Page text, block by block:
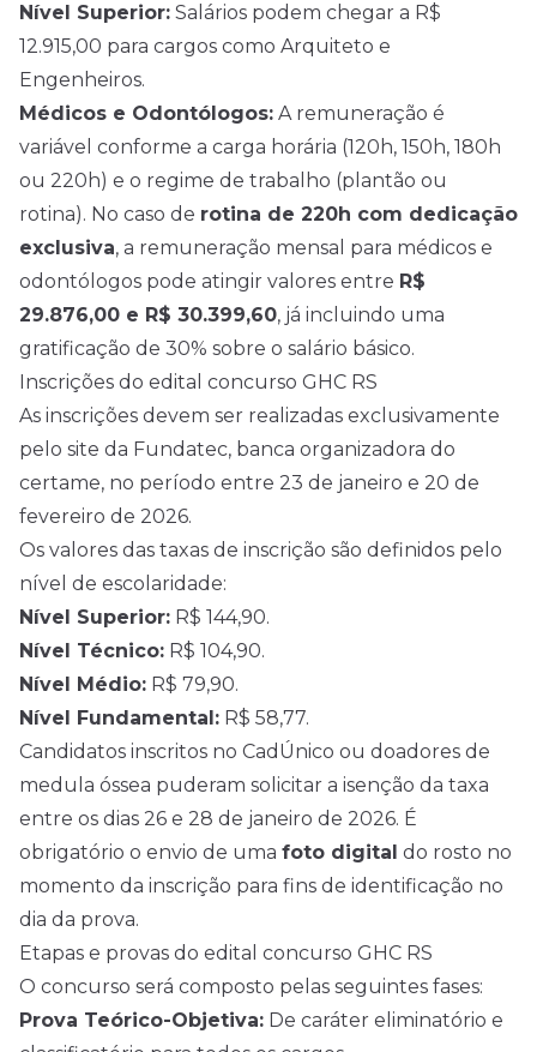
Nível Superior: Salários podem chegar a R$
12.915,00 para cargos como Arquiteto e
Engenheiros.
Médicos e Odontólogos: A remuneração é
variável conforme a carga horária (120h, 150h, 180h
ou 220h) e o regime de trabalho (plantão ou
rotina). No caso de rotina de 220h com dedicação
exclusiva, a remuneração mensal para médicos e
odontólogos pode atingir valores entre R$
29.876,00 e R$ 30.399,60, já incluindo uma
gratificação de 30% sobre o salário básico.
Inscrições do edital concurso GHC RS
As inscrições devem ser realizadas exclusivamente
pelo site da Fundatec, banca organizadora do
certame, no período entre 23 de janeiro e 20 de
fevereiro de 2026.
Os valores das taxas de inscrição são definidos pelo
nível de escolaridade:
Nível Superior: R$ 144,90.
Nível Técnico: R$ 104,90.
Nível Médio: R$ 79,90.
Nível Fundamental: R$ 58,77.
Candidatos inscritos no CadÚnico ou doadores de
medula óssea puderam solicitar a isenção da taxa
entre os dias 26 e 28 de janeiro de 2026. É
obrigatório o envio de uma foto digital do rosto no
momento da inscrição para fins de identificação no
dia da prova.
Etapas e provas do edital concurso GHC RS
O concurso será composto pelas seguintes fases:
Prova Teórico-Objetiva: De caráter eliminatório e